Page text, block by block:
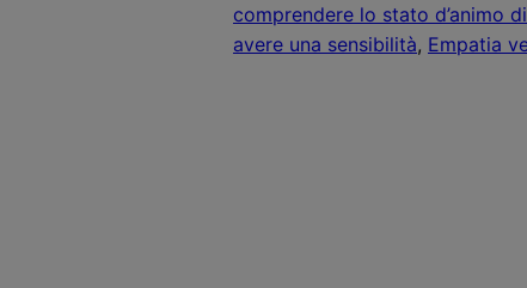
comprendere lo stato d’animo
avere una sensibilità, Empatia